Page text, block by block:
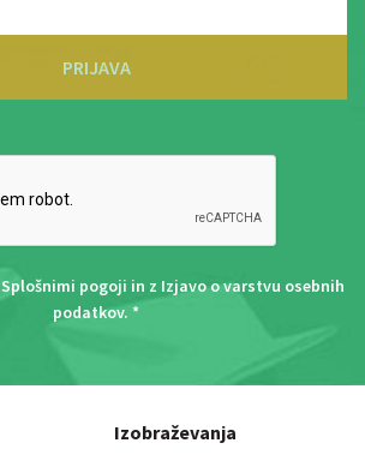
PRIJAVA
Splošnimi pogoji in z Izjavo o varstvu osebnih
podatkov. *
Izobraževanja